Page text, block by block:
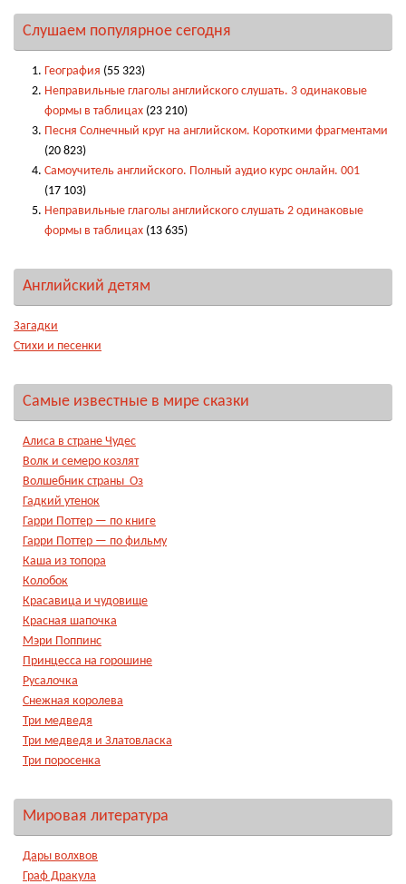
Слушаем популярное сегодня
География (55 323)
Неправильные глаголы английского слушать. 3 одинаковые
формы в таблицах (23 210)
Песня Солнечный круг на английском. Короткими фрагментами
(20 823)
Самоучитель английского. Полный аудио курс онлайн. 001
(17 103)
Неправильные глаголы английского слушать 2 одинаковые
формы в таблицах (13 635)
Английский детям
Загадки
Стихи и песенки
Самые известные в мире сказки
Алиса в стране Чудес
Волк и семеро козлят
Волшебник страны Оз
Гадкий утенок
Гарри Поттер — по книге
Гарри Поттер — по фильму
Каша из топора
Колобок
Красавица и чудовище
Красная шапочка
Мэри Поппинс
Принцесса на горошине
Русалочка
Снежная королева
Три медведя
Три медведя и Златовласка
Три поросенка
Мировая литература
Дары волхвов
Граф Дракула